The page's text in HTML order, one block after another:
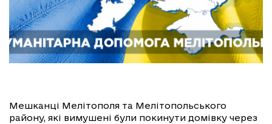
Мешканці Мелітополя та Мелітопольського
району, які вимушені були покинути домівку через